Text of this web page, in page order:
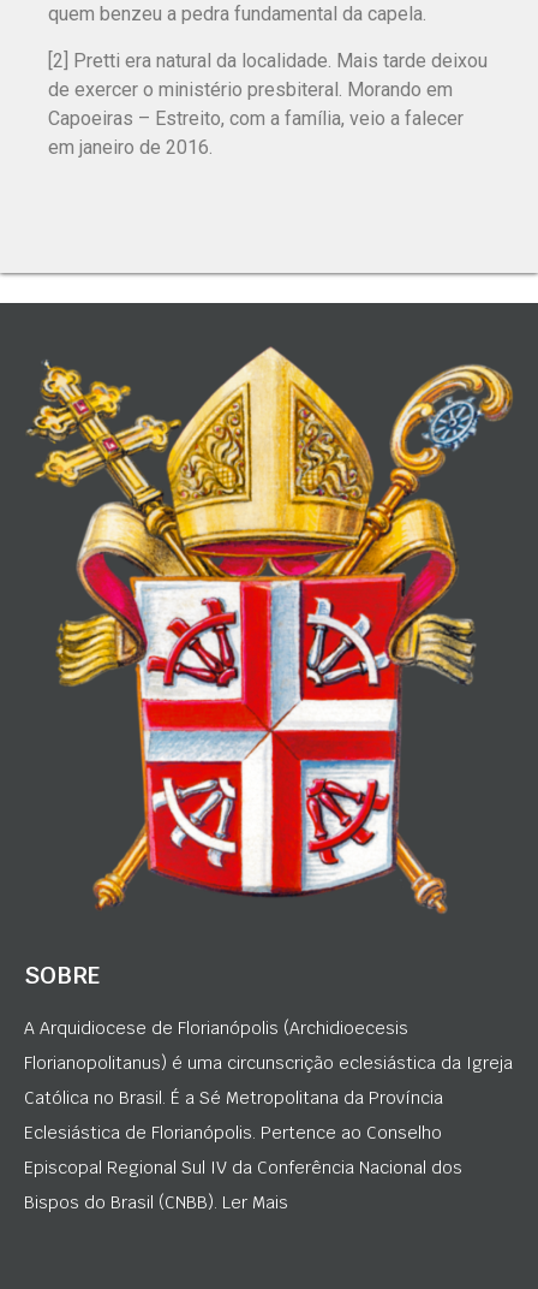
quem benzeu a pedra fundamental da capela.
[2] Pretti era natural da localidade. Mais tarde deixou
de exercer o ministério presbiteral. Morando em
Capoeiras – Estreito, com a família, veio a falecer
em janeiro de 2016.
SOBRE
A Arquidiocese de Florianópolis (Archidioecesis
Florianopolitanus) é uma circunscrição eclesiástica da Igreja
Católica no Brasil. É a Sé Metropolitana da Província
Eclesiástica de Florianópolis. Pertence ao Conselho
Episcopal Regional Sul IV da Conferência Nacional dos
Bispos do Brasil (CNBB). Ler Mais